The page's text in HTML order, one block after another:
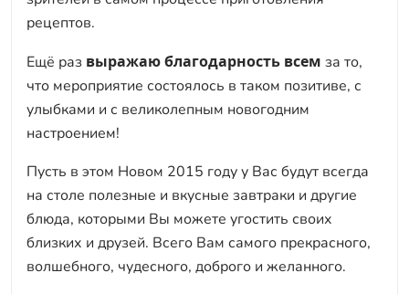
рецептов.
Ещё раз выражаю благодарность всем за то,
что мероприятие состоялось в таком позитиве, с
улыбками и с великолепным новогодним
настроением!
Пусть в этом Новом 2015 году у Вас будут всегда
на столе полезные и вкусные завтраки и другие
блюда, которыми Вы можете угостить своих
близких и друзей. Всего Вам самого прекрасного,
волшебного, чудесного, доброго и желанного.